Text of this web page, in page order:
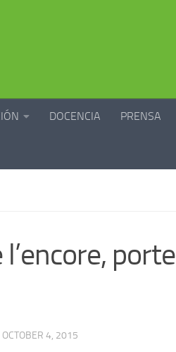
DOCENCIA PRENSA
porte
OCTOBER 4, 2015